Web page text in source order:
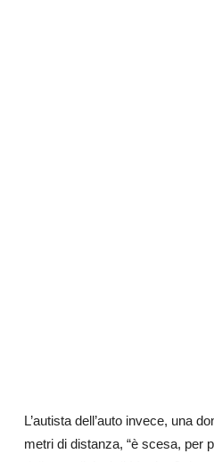
L’autista dell’auto invece, una
metri di distanza, “è scesa, per